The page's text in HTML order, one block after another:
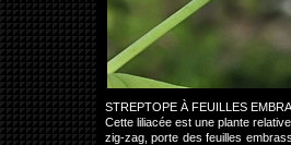
STREPTOPE À FEUILLES
Cette liliacée est une plante
zig-zag, porte des feuilles